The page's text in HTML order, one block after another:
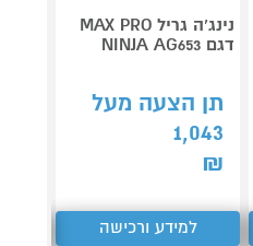
נינג’ה גריל MAX PRO
דגם NINJA AG653
תן הצעה מעל
1,043
₪
למידע ורכישה